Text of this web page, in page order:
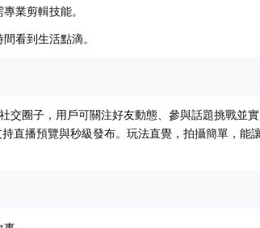
業剪輯技能。
看到生活點滴。
交圈子，用戶可關注好友動態、參與話題挑戰並實
直播預覽與秒級發布。玩法直覺，拍攝簡單，能